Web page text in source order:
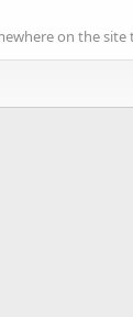
on the site